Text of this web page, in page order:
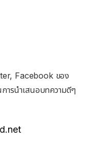
Facebook ของ
ารนำเสนอบทความดีๆ